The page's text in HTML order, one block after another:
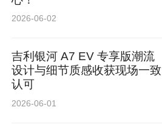
2026-06-02
吉利银河 A7 EV 专享版潮流
设计与细节质感收获现场一致
认可
2026-06-01